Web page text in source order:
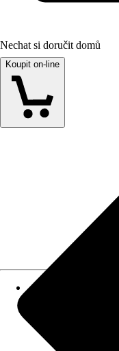
Nechat si doručit domů
Koupit on-line